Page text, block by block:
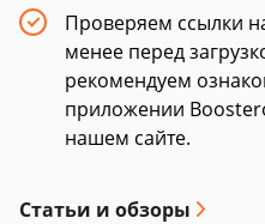
Проверяем ссылки
менее перед
рекомендуем
приложении
нашем сайте.
Статьи и обзоры